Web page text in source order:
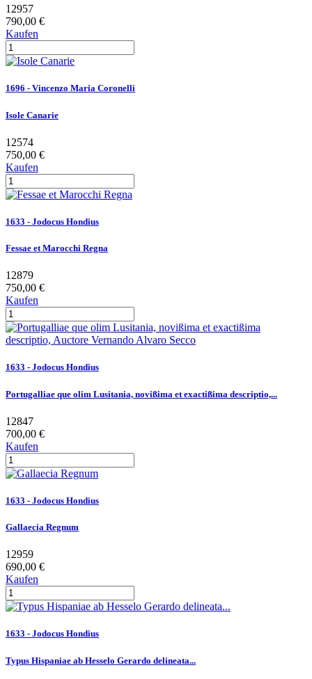
12957
790,00 €
Kaufen
1696 - Vincenzo Maria Coronelli
Isole Canarie
12574
750,00 €
Kaufen
1633 - Jodocus Hondius
Fessae et Marocchi Regna
12879
750,00 €
Kaufen
1633 - Jodocus Hondius
Portugalliae que olim Lusitania, novißima et exactißima descriptio,...
12847
700,00 €
Kaufen
1633 - Jodocus Hondius
Gallaecia Regnum
12959
690,00 €
Kaufen
1633 - Jodocus Hondius
Typus Hispaniae ab Hesselo Gerardo delineata...